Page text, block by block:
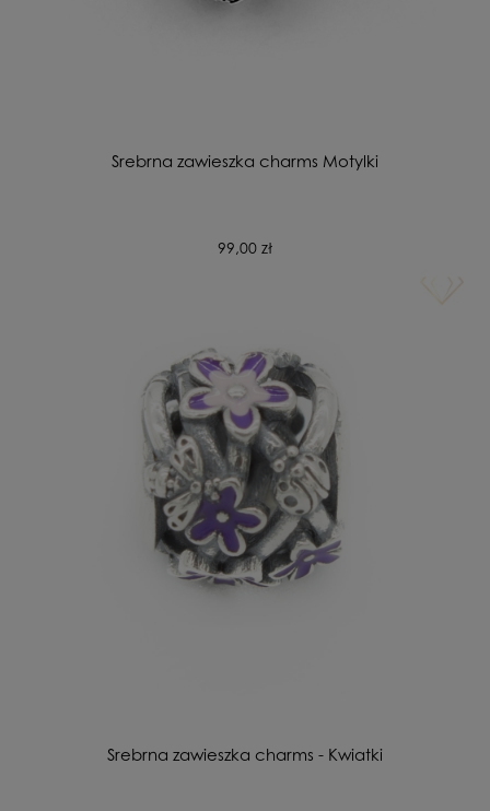
Srebrna zawieszka charms Motylki
99,00 zł
Srebrna zawieszka charms - Kwiatki